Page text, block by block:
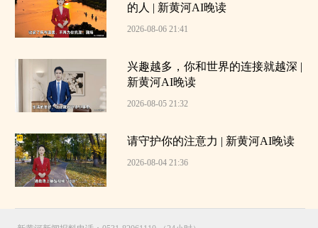
的人 | 新黄河AI晚读
2026-08-06 21:41
兴趣越多，你和世界的连接就越深 |
新黄河AI晚读
2026-08-05 21:32
请守护你的注意力 | 新黄河AI晚读
2026-08-04 21:36